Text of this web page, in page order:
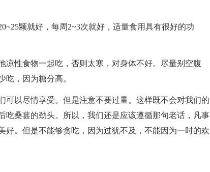
颗就好，每周2~3次就好，适量食用具有很好的功
凉性食物一起吃，否则太寒，对身体不好。尽量别空腹
吃，因为糖分高。
可以尽情享受。但是注意不要过量。这样既不会对我们的
吃桑葚的劲头。所以，我们还是应该遵循那句老话，凡事
好。但是不能够贪吃，因为过犹不及，不能因为一时的欢